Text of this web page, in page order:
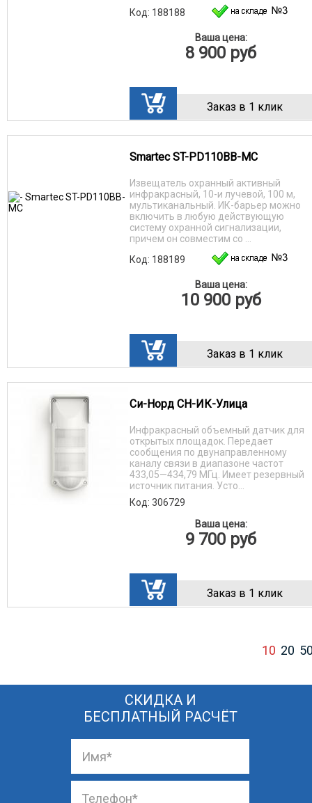
Код: 188188
Ваша цена:
8 900 руб
Заказ в 1 клик
Smartec ST-PD110BB-MC
Извещатель охранный активный
инфракрасный, 10-и лучевой, 100 м,
мультиканальный. ИК-барьер можно
включить в любую действующую
систему охранной сигнализации,
причем он совместим со ...
Код: 188189
Ваша цена:
10 900 руб
Заказ в 1 клик
Си-Норд СН-ИК-Улица
Инфракрасный объемный датчик для
открытых площадок. Передает
сообщения по двунаправленному
каналу связи в диапазоне частот
433,05—434,79 МГц. Имеет резервный
источник питания. Усто...
Код: 306729
Ваша цена:
9 700 руб
Заказ в 1 клик
10 20
СКИДКА И
БЕСПЛАТНЫЙ РАСЧЁТ